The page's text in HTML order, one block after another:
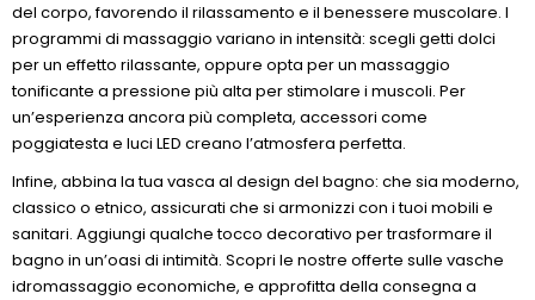
del corpo, favorendo il rilassamento e il benessere muscolare. I
programmi di massaggio variano in intensità: scegli getti dolci
per un effetto rilassante, oppure opta per un massaggio
tonificante a pressione più alta per stimolare i muscoli. Per
un’esperienza ancora più completa, accessori come
poggiatesta e luci LED creano l’atmosfera perfetta.
Infine, abbina la tua vasca al design del bagno: che sia moderno,
classico o etnico, assicurati che si armonizzi con i tuoi mobili e
sanitari. Aggiungi qualche tocco decorativo per trasformare il
bagno in un’oasi di intimità. Scopri le nostre offerte sulle vasche
idromassaggio economiche, e approfitta della consegna a